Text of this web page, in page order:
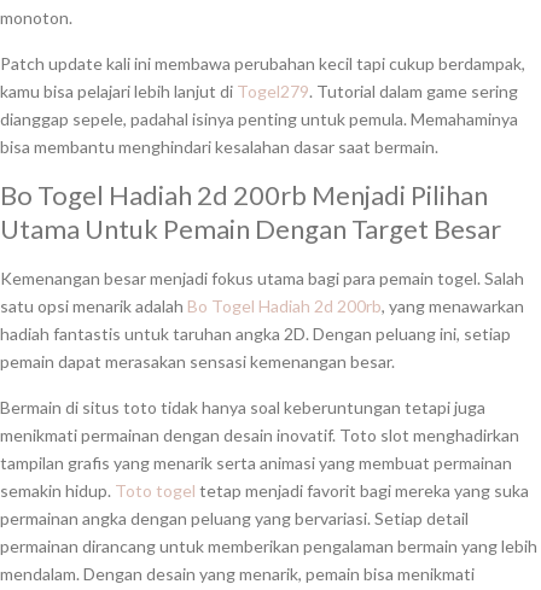
monoton.
Patch update kali ini membawa perubahan kecil tapi cukup berdampak,
kamu bisa pelajari lebih lanjut di Togel279. Tutorial dalam game sering
dianggap sepele, padahal isinya penting untuk pemula. Memahaminya
bisa membantu menghindari kesalahan dasar saat bermain.
Bo Togel Hadiah 2d 200rb Menjadi Pilihan
Utama Untuk Pemain Dengan Target Besar
Kemenangan besar menjadi fokus utama bagi para pemain togel. Salah
satu opsi menarik adalah Bo Togel Hadiah 2d 200rb, yang menawarkan
hadiah fantastis untuk taruhan angka 2D. Dengan peluang ini, setiap
pemain dapat merasakan sensasi kemenangan besar.
Bermain di situs toto tidak hanya soal keberuntungan tetapi juga
menikmati permainan dengan desain inovatif. Toto slot menghadirkan
tampilan grafis yang menarik serta animasi yang membuat permainan
semakin hidup. Toto togel tetap menjadi favorit bagi mereka yang suka
permainan angka dengan peluang yang bervariasi. Setiap detail
permainan dirancang untuk memberikan pengalaman bermain yang lebih
mendalam. Dengan desain yang menarik, pemain bisa menikmati